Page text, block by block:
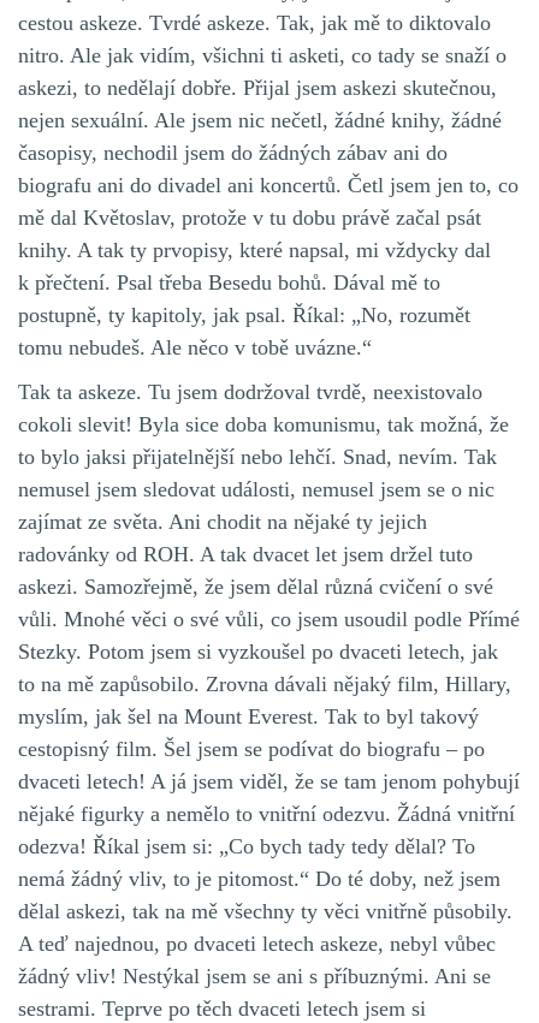
cestou askeze. Tvrdé askeze. Tak, jak mě to diktovalo
nitro. Ale jak vidím, všichni ti asketi, co tady se snaží o
askezi, to nedělají dobře. Přijal jsem askezi skutečnou,
nejen sexuální. Ale jsem nic nečetl, žádné knihy, žádné
časopisy, nechodil jsem do žádných zábav ani do
biografu ani do divadel ani koncertů. Četl jsem jen to, co
mě dal Květoslav, protože v tu dobu právě začal psát
knihy. A tak ty prvopisy, které napsal, mi vždycky dal
k přečtení. Psal třeba Besedu bohů. Dával mě to
postupně, ty kapitoly, jak psal. Říkal: „No, rozumět
tomu nebudeš. Ale něco v tobě uvázne.“
Tak ta askeze. Tu jsem dodržoval tvrdě, neexistovalo
cokoli slevit! Byla sice doba komunismu, tak možná, že
to bylo jaksi přijatelnější nebo lehčí. Snad, nevím. Tak
nemusel jsem sledovat události, nemusel jsem se o nic
zajímat ze světa. Ani chodit na nějaké ty jejich
radovánky od ROH. A tak dvacet let jsem držel tuto
askezi. Samozřejmě, že jsem dělal různá cvičení o své
vůli. Mnohé věci o své vůli, co jsem usoudil podle Přímé
Stezky. Potom jsem si vyzkoušel po dvaceti letech, jak
to na mě zapůsobilo. Zrovna dávali nějaký film, Hillary,
myslím, jak šel na Mount Everest. Tak to byl takový
cestopisný film. Šel jsem se podívat do biografu – po
dvaceti letech! A já jsem viděl, že se tam jenom pohybují
nějaké figurky a nemělo to vnitřní odezvu. Žádná vnitřní
odezva! Říkal jsem si: „Co bych tady tedy dělal? To
nemá žádný vliv, to je pitomost.“ Do té doby, než jsem
dělal askezi, tak na mě všechny ty věci vnitřně působily.
A teď najednou, po dvaceti letech askeze, nebyl vůbec
žádný vliv! Nestýkal jsem se ani s příbuznými. Ani se
sestrami. Teprve po těch dvaceti letech jsem si